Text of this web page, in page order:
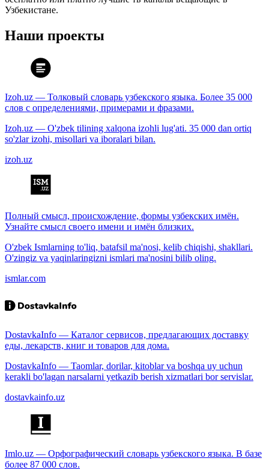
Узбекистане.
Наши проекты
Izoh.uz — Толковый словарь узбекского языка. Более 35 000
слов с определениями, примерами и фразами.
Izoh.uz — O'zbek tilining xalqona izohli lug'ati. 35 000 dan ortiq
so'zlar izohi, misollari va iboralari bilan.
izoh.uz
Полный смысл, происхождение, формы узбекских имён.
Узнайте смысл своего имени и имён близких.
O'zbek Ismlarning to'liq, batafsil ma'nosi, kelib chiqishi, shakllari.
O'zingiz va yaqinlaringizni ismlari ma'nosini bilib oling.
ismlar.com
DostavkaInfo — Каталог сервисов, предлагающих доставку
еды, лекарств, книг и товаров для дома.
DostavkaInfo — Taomlar, dorilar, kitoblar va boshqa uy uchun
kerakli bo'lagan narsalarni yetkazib berish xizmatlari bor servislar.
dostavkainfo.uz
Imlo.uz — Орфографический словарь узбекского языка. В базе
более 87 000 слов.